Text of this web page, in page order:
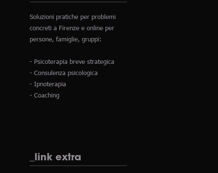
Soluzioni pratiche per problemi
concreti a Firenze e online per
persone, famiglie, gruppi:
- Psicoterapia breve strategica
- Consulenza psicologica
- Ipnoterapia
- Coaching
_link extra